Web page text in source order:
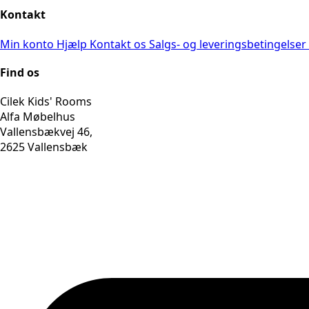
Kontakt
Min konto Hjælp Kontakt os Salgs- og leveringsbetingelser
Find os
Cilek Kids' Rooms
Alfa Møbelhus
Vallensbækvej 46,
2625 Vallensbæk